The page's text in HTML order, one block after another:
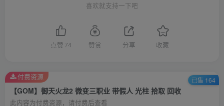
喜欢就支持一下吧
点赞 74 赞赏 分享 收藏
【GOM】御天火龙2 微变三职业 带假人 光柱 拾取 回收
此内容为付费资源，请付费后查看
付费资源 已售 164